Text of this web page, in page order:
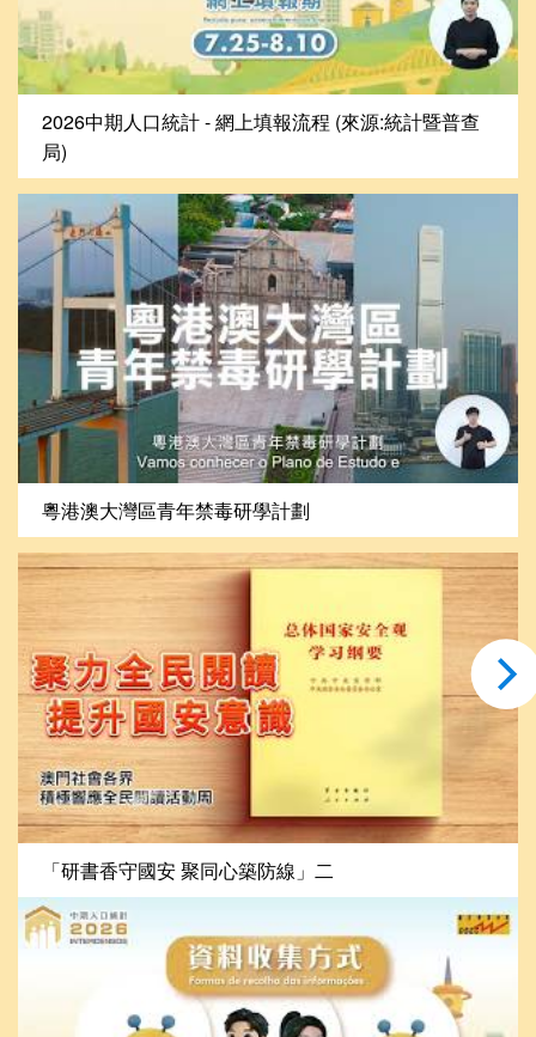
2026中期人口統計 - 網上填報流程 (來源:統計暨普查
局)
粵港澳大灣區青年禁毒研學計劃
「研書香守國安 聚同心築防線」二